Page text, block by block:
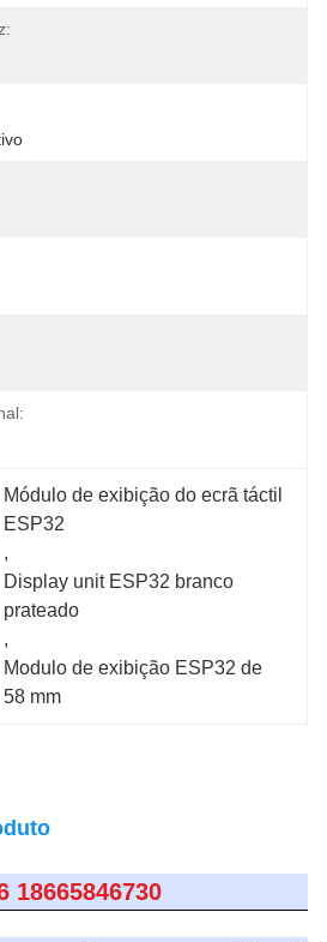
Módulo de exibição do ecrã táctil
ESP32
,
Display unit ESP32 branco
prateado
,
Modulo de exibição ESP32 de
58 mm
18665846730